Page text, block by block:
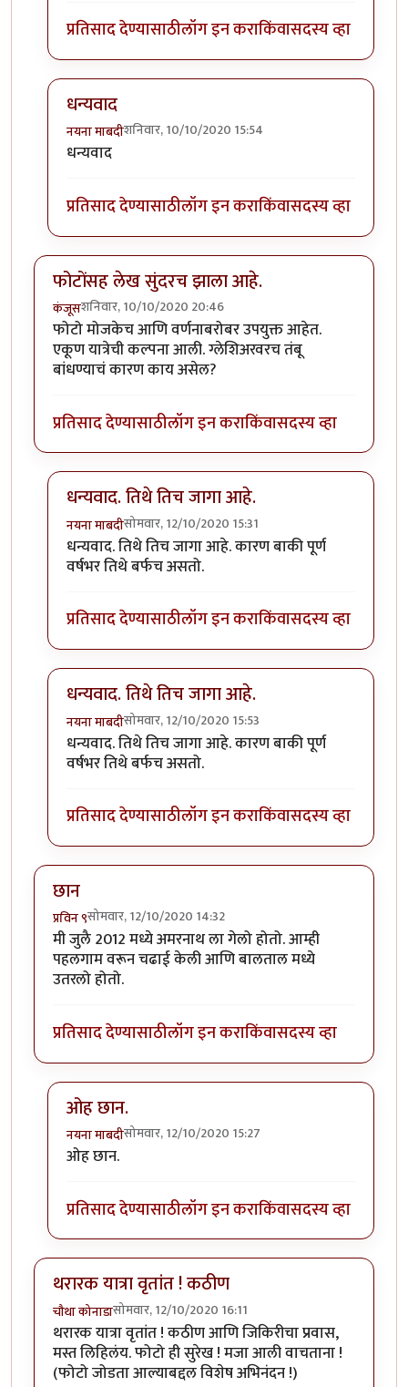
प्रतिसाद देण्यासाठीलॉग इन कराकिंवासदस्य व्हा
धन्यवाद
नयना माबदीशनिवार, 10/10/2020 15:54
In reply to
धन्यवाद
प्रतिसाद देण्यासाठीलॉग इन कराकिंवासदस्य व्हा
फोटोंसह लेख सुंदरच झाला आहे.
कंजूसशनिवार, 10/10/2020 20:46
फोटो मोजकेच आणि वर्णनाबरोबर उपयुक्त आहेत.
एकूण यात्रेची कल्पना आली. ग्लेशिअरवरच तंबू
बांधण्याचं कारण काय असेल?
प्रतिसाद देण्यासाठीलॉग इन कराकिंवासदस्य व्हा
धन्यवाद. तिथे तिच जागा आहे.
नयना माबदीसोमवार, 12/10/2020 15:31
In reply toफोटोंसह लेख सुंदरच झाला आहे.by
धन्यवाद. तिथे तिच जागा आहे. कारण बाकी पूर्ण
वर्षभर तिथे बर्फच असतो.
प्रतिसाद देण्यासाठीलॉग इन कराकिंवासदस्य व्हा
धन्यवाद. तिथे तिच जागा आहे.
नयना माबदीसोमवार, 12/10/2020 15:53
In reply toफोटोंसह लेख सुंदरच झाला आहे.by
धन्यवाद. तिथे तिच जागा आहे. कारण बाकी पूर्ण
वर्षभर तिथे बर्फच असतो.
प्रतिसाद देण्यासाठीलॉग इन कराकिंवासदस्य व्हा
छान
प्रविन ९सोमवार, 12/10/2020 14:32
मी जुलै 2012 मध्ये अमरनाथ ला गेलो होतो. आम्ही
पहलगाम वरून चढाई केली आणि बालताल मध्ये
उतरलो होतो.
प्रतिसाद देण्यासाठीलॉग इन कराकिंवासदस्य व्हा
ओह छान.
नयना माबदीसोमवार, 12/10/2020 15:27
In reply to
ओह छान.
प्रतिसाद देण्यासाठीलॉग इन कराकिंवासदस्य व्हा
थरारक यात्रा वृतांत ! कठीण
चौथा कोनाडासोमवार, 12/10/2020 16:11
थरारक यात्रा वृतांत ! कठीण आणि जिकिरीचा प्रवास,
मस्त लिहिलंय. फोटो ही सुरेख ! मजा आली वाचताना !
(फोटो जोडता आल्याबद्दल विशेष अभिनंदन !)